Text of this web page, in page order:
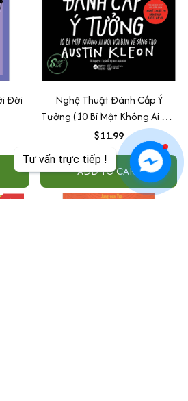
Tư vấn trực tiếp !
Đời
Nghệ Thuật Đánh Cắp Ý
Tưởng (10 Bí Mật Không Ai Nói
Với Bạn Về Sáng Tạo)
$11.99
ADD TO CART
SALE